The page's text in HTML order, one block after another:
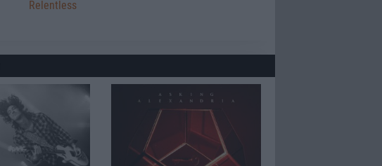
Relentless